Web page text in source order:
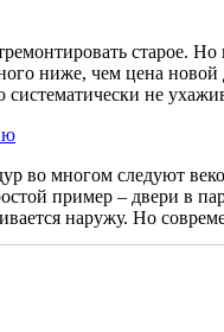
старое.
ниже, чем цена
не
многом следуют
пример – двери в
наружу. Но